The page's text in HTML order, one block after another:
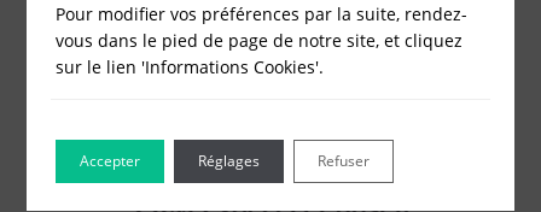
Pour modifier vos préférences par la suite, rendez-
vous dans le pied de page de notre site, et cliquez
sur le lien 'Informations Cookies'.
Accepter Refuser
Réglages